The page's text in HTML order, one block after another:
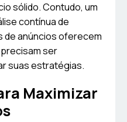
sólido. Contudo, um
contínua de
de anúncios oferecem
ser
suas estratégias.
Maximizar